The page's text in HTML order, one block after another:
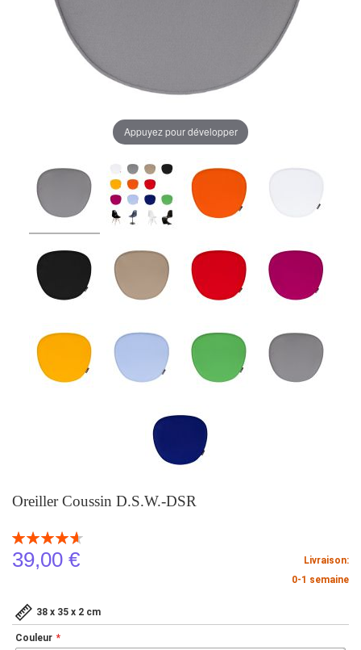
Oreiller Coussin D.S.W.-DSR
Notation:
93
% of100
39,00 €
Livraison:
0-1 semaine
38 x 35 x 2 cm
Couleur
Appuyez pour développer